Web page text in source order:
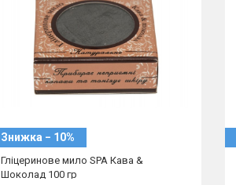
Знижка − 10%
Гліцеринове мило SPA Кава &
Шоколад 100 гр